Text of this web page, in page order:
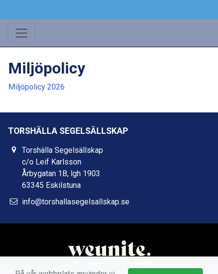
Miljöpolicy
Miljöpolicy 2026
TORSHÄLLA SEGELSÄLLSKAP
Torshälla Segelsällskap
c/o Leif Karlsson
Årbygatan 1B, lgh 1903
63345 Eskilstuna
info@torshallasegelsallskap.se